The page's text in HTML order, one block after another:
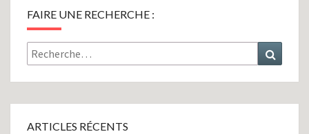
FAIRE UNE RECHERCHE :
Rechercher :
ARTICLES RÉCENTS